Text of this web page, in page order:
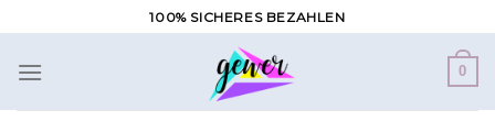
Inhalt
springen
100% SICHERES BEZAHLEN
0